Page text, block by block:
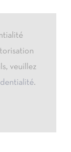
veuillez
.